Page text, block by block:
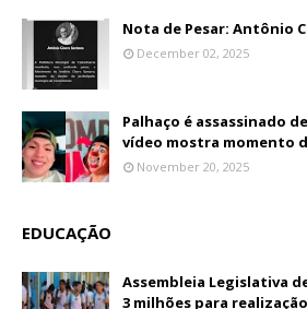
Nota de Pesar: Antônio
December 02, 2025
Palhaço é assassinado
vídeo mostra momento
November 20, 2025
EDUCAÇÃO
Assembleia Legislativa
3 milhões para